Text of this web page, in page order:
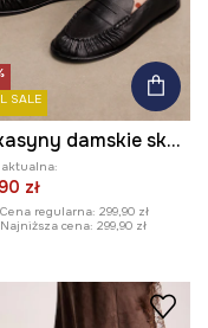
SALE
Mokasyny damskie skórzane
zł
Cena regularna: 299,90 zł
Najniższa cena: 299,90 zł